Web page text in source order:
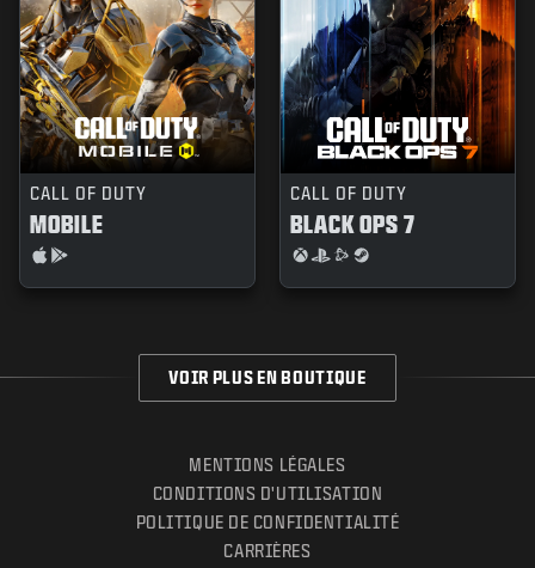
CALL OF DUTY
MOBILE
CALL OF DUTY
BLACK OPS 7
VOIR PLUS EN BOUTIQUE
MENTIONS LÉGALES
CONDITIONS D'UTILISATION
POLITIQUE DE CONFIDENTIALITÉ
CARRIÈRES